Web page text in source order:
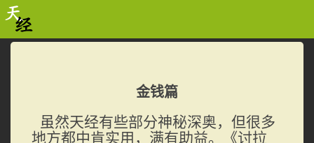
金钱篇
虽然天经有些部分神秘深奥，但很多
地方都中肯实用，满有助益。《讨拉